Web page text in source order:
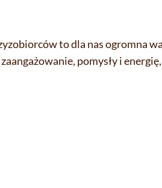
to dla nas ogromna
pomysły i